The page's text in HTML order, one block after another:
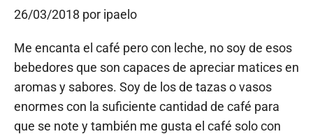
26/03/2018 por ipaelo
Me encanta el café pero con leche, no soy de esos
bebedores que son capaces de apreciar matices en
aromas y sabores. Soy de los de tazas o vasos
enormes con la suficiente cantidad de café para
que se note y también me gusta el café solo con